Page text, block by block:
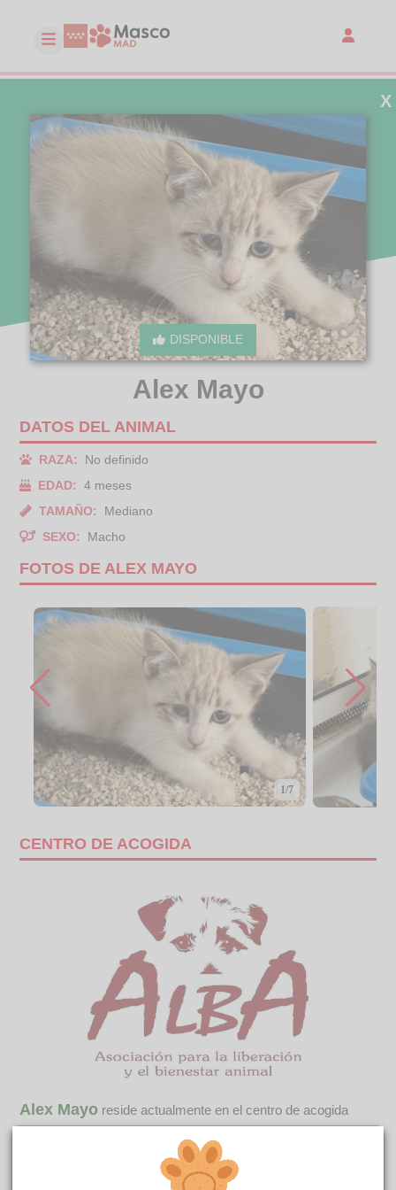
DISPONIBLE
X
Alex Mayo
DATOS DEL ANIMAL
RAZA:
No definido
EDAD:
4 meses
TAMAÑO:
Mediano
SEXO:
Macho
FOTOS DE ALEX MAYO
1/7
CENTRO DE ACOGIDA
Alex Mayo reside actualmente en el centro de acogida